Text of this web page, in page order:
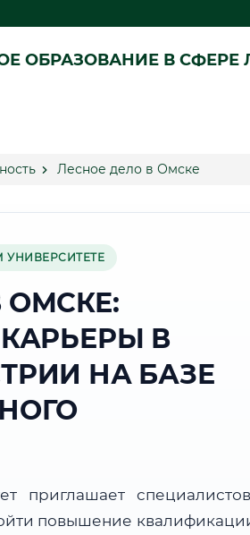
ОБРАЗОВАНИЕ В
Лесное дело в Омске
ОМСКЕ:
В
НА БАЗЕ
приглашает
повышение